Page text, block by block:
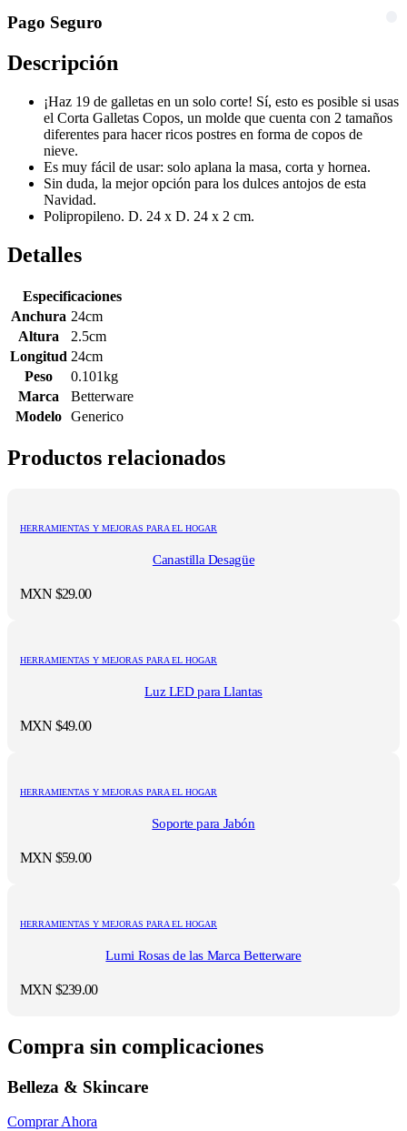
Pago Seguro
Descripción
¡Haz 19 de galletas en un solo corte! Sí, esto es posible si usas
el Corta Galletas Copos, un molde que cuenta con 2 tamaños
diferentes para hacer ricos postres en forma de copos de
nieve.
Es muy fácil de usar: solo aplana la masa, corta y hornea.
Sin duda, la mejor opción para los dulces antojos de esta
Navidad.
Polipropileno. D. 24 x D. 24 x 2 cm.
Detalles
Especificaciones
Anchura 24cm
Altura
2.5cm
Longitud 24cm
Peso
0.101kg
Marca
Betterware
Modelo Generico
Productos relacionados
HERRAMIENTAS Y MEJORAS PARA EL HOGAR
Canastilla Desagüe
MXN $29.00
HERRAMIENTAS Y MEJORAS PARA EL HOGAR
Luz LED para Llantas
MXN $49.00
HERRAMIENTAS Y MEJORAS PARA EL HOGAR
Soporte para Jabón
MXN $59.00
HERRAMIENTAS Y MEJORAS PARA EL HOGAR
Lumi Rosas de las Marca Betterware
MXN $239.00
Compra sin complicaciones
Belleza & Skincare
Comprar Ahora